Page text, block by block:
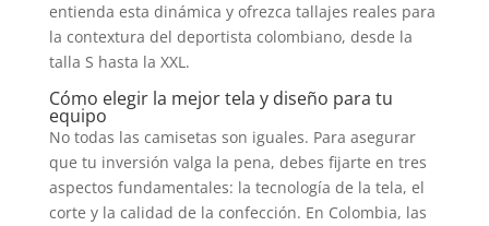
entienda esta dinámica y ofrezca tallajes reales para
la contextura del deportista colombiano, desde la
talla S hasta la XXL.
Cómo elegir la mejor tela y diseño para tu
equipo
No todas las camisetas son iguales. Para asegurar
que tu inversión valga la pena, debes fijarte en tres
aspectos fundamentales: la tecnología de la tela, el
corte y la calidad de la confección. En Colombia, las